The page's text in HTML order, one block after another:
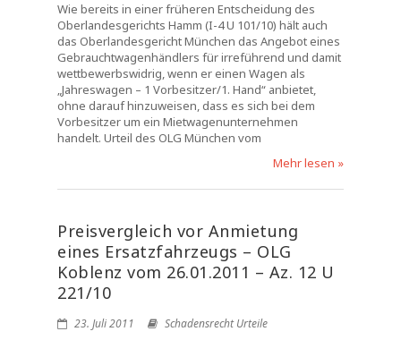
Wie bereits in einer früheren Entscheidung des
Oberlandesgerichts Hamm (I-4 U 101/10) hält auch
das Oberlandesgericht München das Angebot eines
Gebrauchtwagenhändlers für irreführend und damit
wettbewerbswidrig, wenn er einen Wagen als
„Jahreswagen – 1 Vorbesitzer/1. Hand“ anbietet,
ohne darauf hinzuweisen, dass es sich bei dem
Vorbesitzer um ein Mietwagenunternehmen
handelt. Urteil des OLG München vom
Mehr lesen »
Preisvergleich vor Anmietung
eines Ersatzfahrzeugs – OLG
Koblenz vom 26.01.2011 – Az. 12 U
221/10
23. Juli 2011 Schadensrecht Urteile